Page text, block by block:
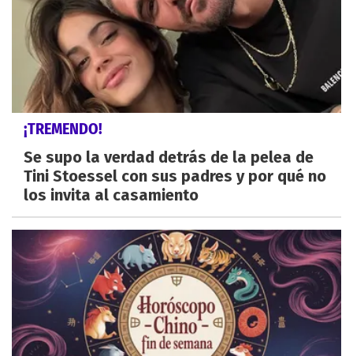
¡TREMENDO!
Se supo la verdad detrás de la pelea de
Tini Stoessel con sus padres y por qué no
los invita al casamiento